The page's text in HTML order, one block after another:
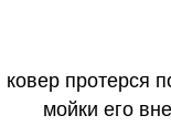
протерся
мойки его